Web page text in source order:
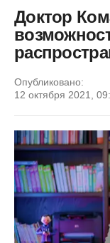
Доктор
Опубликовано:
12 октября 2021,